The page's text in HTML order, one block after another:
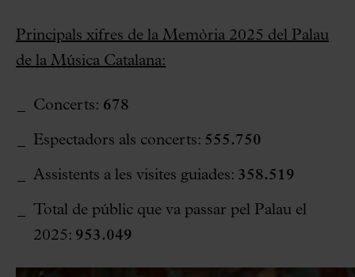
Principals xifres de la Memòria 2025 del Palau
de la Música Catalana:
Concerts: 678
Espectadors als concerts: 555.750
Assistents a les visites guiades: 358.519
Total de públic que va passar pel Palau el
2025: 953.049